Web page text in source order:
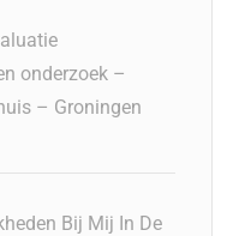
onderzoek –
– Groningen
Bij Mij In De